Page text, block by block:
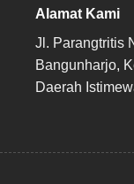
Alamat Kami
Jl. Parangtritis
Bangunharjo,
Daerah